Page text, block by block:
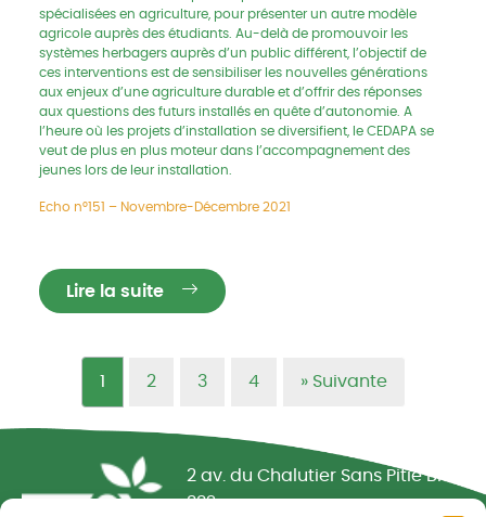
spécialisées en agriculture, pour présenter un autre modèle
agricole auprès des étudiants. Au-delà de promouvoir les
systèmes herbagers auprès d’un public différent, l’objectif de
ces interventions est de sensibiliser les nouvelles générations
aux enjeux d’une agriculture durable et d’offrir des réponses
aux questions des futurs installés en quête d’autonomie. A
l’heure où les projets d’installation se diversifient, le CEDAPA se
veut de plus en plus moteur dans l’accompagnement des
jeunes lors de leur installation.
Echo n°151 – Novembre-Décembre 2021
Lire la suite
1 2 3 4 » Suivante
Réseau CIVAM - Campagnes vivantes
2 av. du Chalutier Sans Pitié BP
332